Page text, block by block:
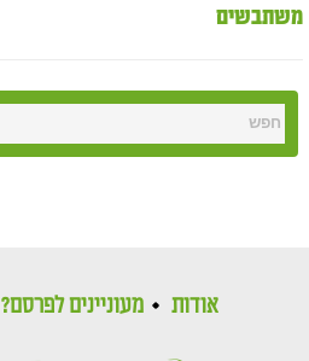
משתבשים
אודות מעוניינים לפרסם?